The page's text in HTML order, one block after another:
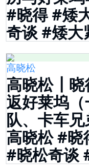
#晓得 #矮
奇谈 #矮大
高晓松
高晓松┃
返好莱坞
队、卡车
高晓松 #
#晓松奇谈